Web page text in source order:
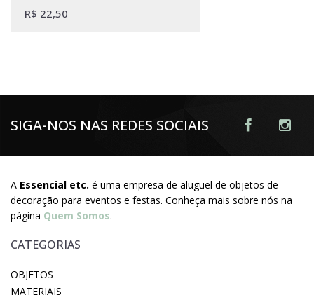
R$ 22,50
SIGA-NOS NAS REDES SOCIAIS
A Essencial etc. é uma empresa de aluguel de objetos de
decoração para eventos e festas. Conheça mais sobre nós na
página Quem Somos.
CATEGORIAS
OBJETOS
MATERIAIS